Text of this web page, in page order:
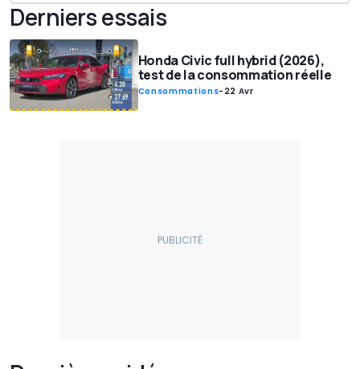
Derniers essais
Honda Civic full hybrid (2026),
test de la consommation réelle
Consommations- 22 Avr